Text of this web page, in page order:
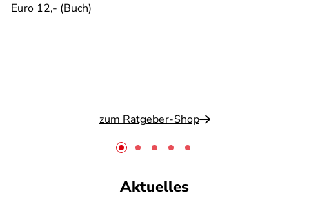
Euro 12,- (Buch)
zum Ratgeber-Shop
Aktuelles